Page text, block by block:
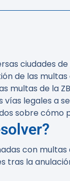
ciudades
de las
multas de la
legales a
sobre cómo
con
la